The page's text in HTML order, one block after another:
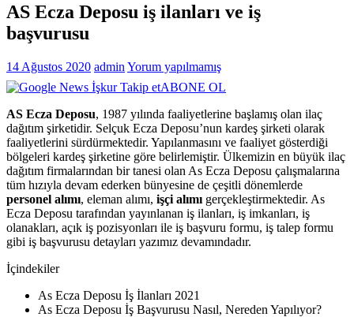
AS Ecza Deposu iş ilanları ve iş
başvurusu
14 Ağustos 2020 admin Yorum yapılmamış
ABONE OL
AS Ecza Deposu, 1987 yılında faaliyetlerine başlamış olan ilaç
dağıtım şirketidir. Selçuk Ecza Deposu’nun kardeş şirketi olarak
faaliyetlerini sürdürmektedir. Yapılanmasını ve faaliyet gösterdiği
bölgeleri kardeş şirketine göre belirlemiştir. Ülkemizin en büyük ilaç
dağıtım firmalarından bir tanesi olan As Ecza Deposu çalışmalarına
tüm hızıyla devam ederken bünyesine de çeşitli dönemlerde
personel alımı, eleman alımı, işçi alımı gerçekleştirmektedir. As
Ecza Deposu tarafından yayınlanan iş ilanları, iş imkanları, iş
olanakları, açık iş pozisyonları ile iş başvuru formu, iş talep formu
gibi iş başvurusu detayları yazımız devamındadır.
İçindekiler
As Ecza Deposu İş İlanları 2021
As Ecza Deposu İş Başvurusu Nasıl, Nereden Yapılıyor?